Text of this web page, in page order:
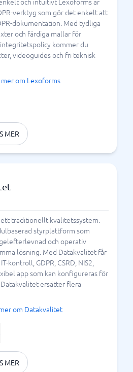
management system hjälper
ett långsiktigt och hållbart
och
sätt kan ni inte bara möta
förtroendet hos kunder,
alternativen för att hitta det
– därför är valet av rätt
trygg och framtidssäker
så
en förutsättning för
överhuvudtaget ska fungera
med kunder. Regelverk och
för att undvika misstag eller
– och än värre,bedrägerier
och ert arbete med
lättare om ni använder er
BusinessWith hjälper dig
verktyg som finns på den
Varmt välkommen för att
eller verktyg redan idag.
verktyg som gör det enkelt att
dokumentation. Med tydliga
och färdiga mallar för
kommer du
videoguides och fri teknisk
mer om Lexoforms
MER
traditionellt kvalitetssystem.
styrplattform som
och operativ
lösning. Med Datakvalitet får
kontroll, GDPR, CSRD, NIS2,
app som kan konfigureras för
ersätter flera
om Datakvalitet
MER